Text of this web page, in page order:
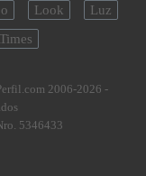
Look
Luz
2006-2026 -
5346433